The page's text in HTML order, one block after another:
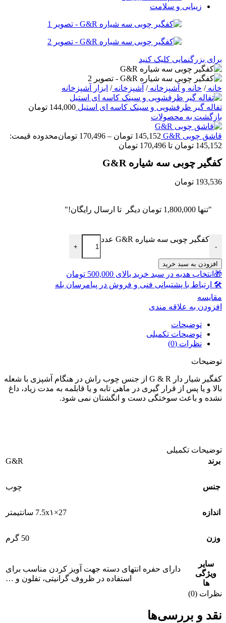
زیبایی و سلامت
برای بزرگنمایی کلیک کنید
خانه/ خانه و آشپزخانه/ آشپزخانه/ ابزار آشپزخانه
تفاله گیر ظرفشویی و سینک کاسه ای استیل 144,000 تومان
بازگشت به محصولات
قاشق چوبی G&R 145,152 تومان –
170,496 تومانمحدوده قیمت:
145,152 تومان تا 170,496 تومان
کفگیر چوبی سه شیاره G&R
193,536 تومان
"تنها 1,800,000 تومان دیگر تا ارسال رایگان!"
-
کفگیر چوبی سه شیاره G&R عدد
+
افزودن به سبد خرید
🎁انتخاب هدیه در سبد خرید بالای 500,000 تومان
🛠 ارتباط با پشتیبانی فنی و فروش در پیامرسان بله
مقايسه
افزودن به علاقه مندی
توضیحات
توضیحات تکمیلی
نظرات (0)
توضیحات
کفگیر شیار دار G & R از جنس چوب راش در هنگام آشپزی با شعله
بالا و یا پس از قرار گیری در ماهی تابه و یا قابلمه به مدت زیاد، داغ
نشده و باعث سوختگی دست و انگشتان نمی شود.
توضیحات تکمیلی
برند
G&R
جنس چوب
اندازه 27×7.5x۱ سانتیمتر
وزن 50 گرم
سایر
ویژگی
ها
دارای حفره انتهای دسته جهت آویز کردن مناسب برای
استفاده در ظروف گرانیتی، تفلون و …
نظرات (0)
نقد و بررسی‌ها